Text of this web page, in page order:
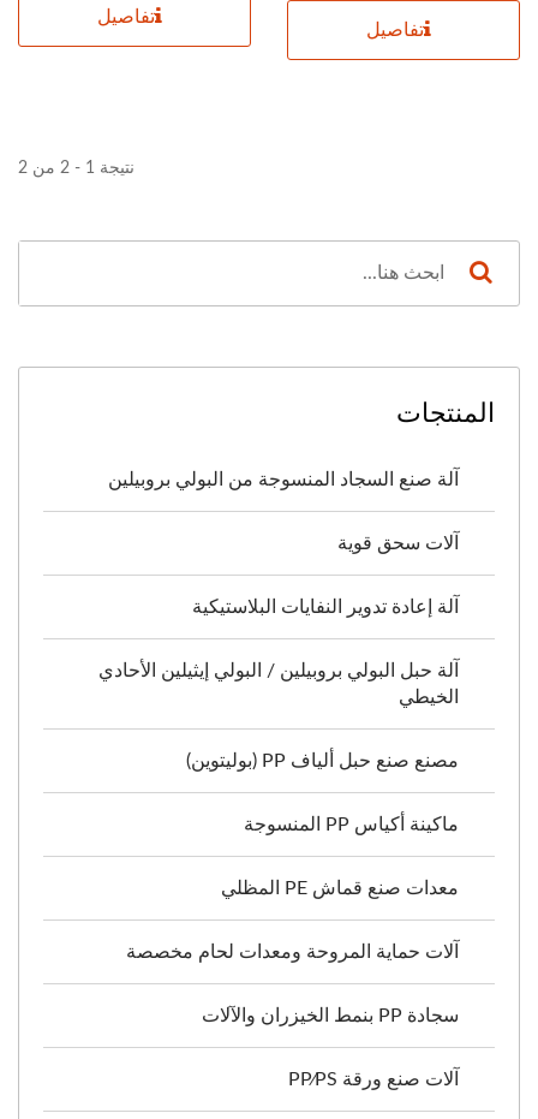
تفاصيل
تفاصيل
نتيجة 1 - 2 من 2
المنتجات
آلة صنع السجاد المنسوجة من البولي بروبيلين
آلات سحق قوية
آلة إعادة تدوير النفايات البلاستيكية
آلة حبل البولي بروبيلين / البولي إيثيلين الأحادي
الخيطي
مصنع صنع حبل ألياف PP (بوليتوين)
ماكينة أكياس PP المنسوجة
معدات صنع قماش PE المظلي
آلات حماية المروحة ومعدات لحام مخصصة
سجادة PP بنمط الخيزران والآلات
آلات صنع ورقة PP⁄PS